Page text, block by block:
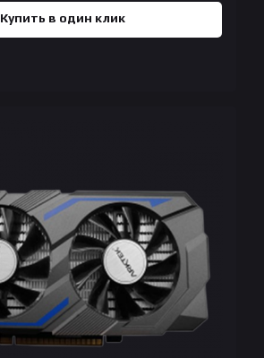
Купить в один клик